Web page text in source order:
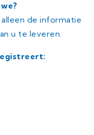
de informatie
u te leveren.